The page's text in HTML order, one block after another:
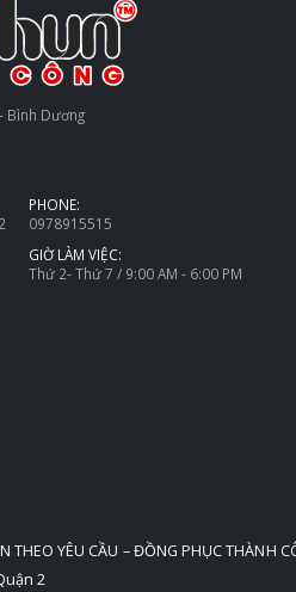
Bình Dương
PHONE:
0978915515
GIỜ LÀM VIỆC:
Thứ 2- Thứ 7 / 9:00 AM - 6:00 PM
THEO YÊU CẦU – ĐỒNG PHỤC THÀNH
2